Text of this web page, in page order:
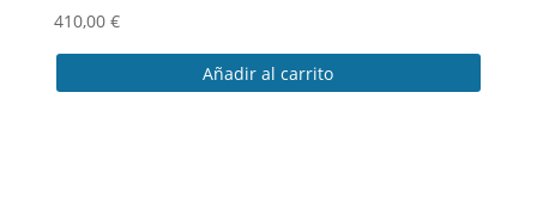
410,00 €
Añadir al carrito